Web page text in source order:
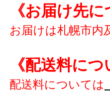
《お届け先
お届けは札幌市内
《配送料に
配送料については